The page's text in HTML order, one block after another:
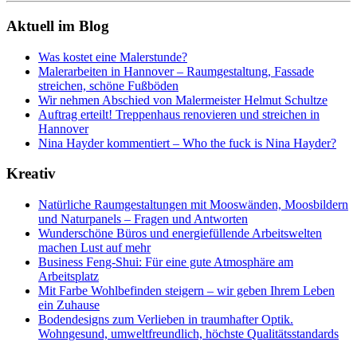
Aktuell im Blog
Was kostet eine Malerstunde?
Malerarbeiten in Hannover – Raumgestaltung, Fassade
streichen, schöne Fußböden
Wir nehmen Abschied von Malermeister Helmut Schultze
Auftrag erteilt! Treppenhaus renovieren und streichen in
Hannover
Nina Hayder kommentiert – Who the fuck is Nina Hayder?
Kreativ
Natürliche Raumgestaltungen mit Mooswänden, Moosbildern
und Naturpanels – Fragen und Antworten
Wunderschöne Büros und energiefüllende Arbeitswelten
machen Lust auf mehr
Business Feng-Shui: Für eine gute Atmosphäre am
Arbeitsplatz
Mit Farbe Wohlbefinden steigern – wir geben Ihrem Leben
ein Zuhause
Bodendesigns zum Verlieben in traumhafter Optik.
Wohngesund, umweltfreundlich, höchste Qualitätsstandards